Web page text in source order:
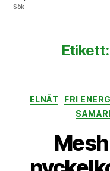
Sök
Etikett:
ELNÄT FRI